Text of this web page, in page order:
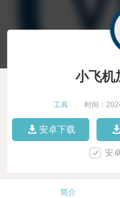
小飞机
工具 时间：
安卓下载
安
简介